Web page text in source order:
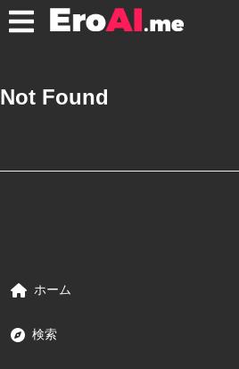
Not Found
ホーム
検索